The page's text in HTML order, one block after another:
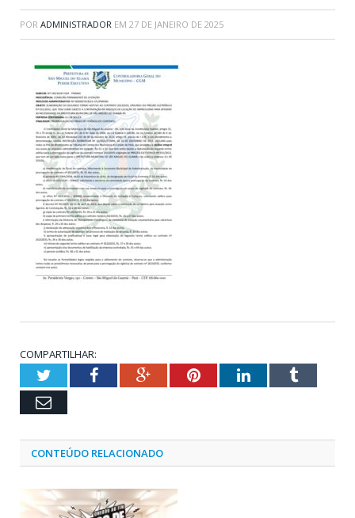
POR ADMINISTRADOR EM 27 DE JANEIRO DE 2025
COMPARTILHAR:
TwitterFacebookGoogle+PinterestLinkedInTumblr
Email
CONTEÚDO RELACIONADO